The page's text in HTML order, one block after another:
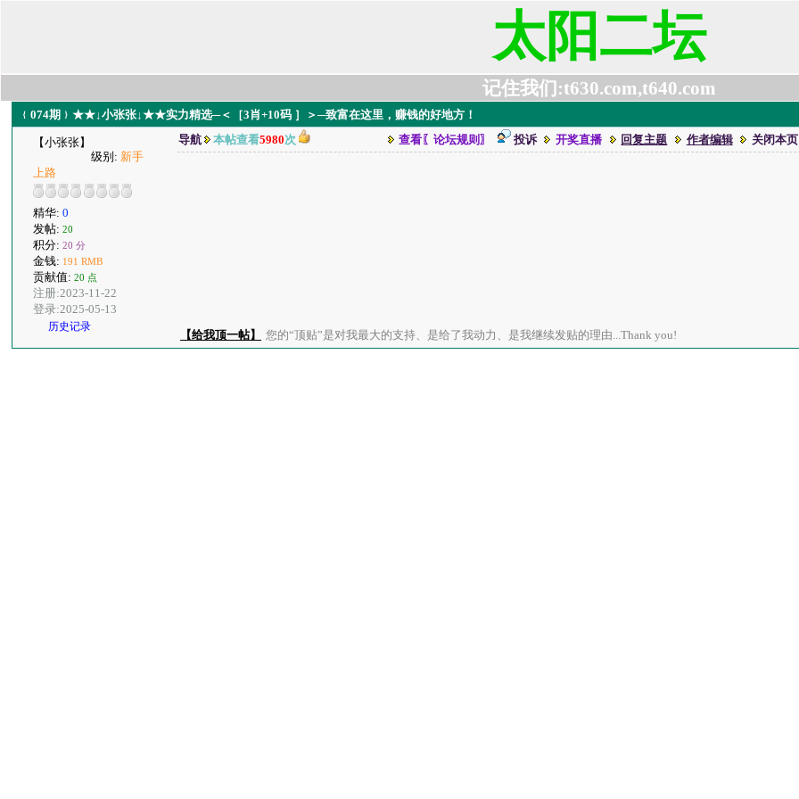
太阳二坛
记住我们:t630.com,t640.com
﹛074期﹜★★↓小张张↓★★实力精选─＜［3肖+10码 ］＞─致富在这里，赚钱的好地方！
【小张张】
级别: 新手
上路
精华:0
发帖:20
积分:20 分
金钱: 191 RMB
贡献值:20 点
注册:2023-11-22
登录:2025-05-13
历史记录
导航 本帖查看5980次 查看〖论坛规则〗 投诉 开奖直播 回复主题 作者编辑 关闭本页
【给我顶一帖】 您的“顶贴”是对我最大的支持、是给了我动力、是我继续发贴的理由...Thank you!